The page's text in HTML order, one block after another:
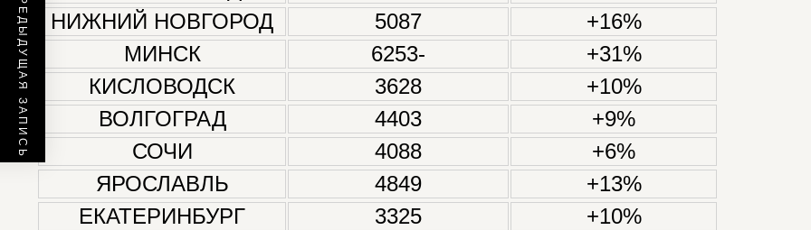
НИЖНИЙ НОВГОРОД
5087
+16%
МИНСК
6253-
+31%
КИСЛОВОДСК
3628
+10%
ВОЛГОГРАД
4403
+9%
СОЧИ
4088
+6%
ЯРОСЛАВЛЬ
4849
+13%
ЕКАТЕРИНБУРГ
3325
+10%
ПРЕДЫДУЩАЯ ЗАПИСЬ